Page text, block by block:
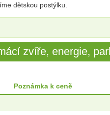
dětskou postýlku.
zvíře, energie,
Poznámka k ceně